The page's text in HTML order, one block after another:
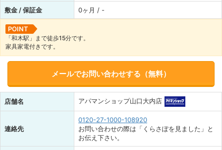
敷金 / 保証金 0ヶ月 / -
POINT
「和木駅」まで徒歩15分です。
家具家電付きです。
メールでお問い合わせする（無料）
店舗名 アパマンショップ山口大内店
連絡先
0120-27-1000-108920
お問い合わせの際は「くらさぽを見ました」と
お伝え下さい。